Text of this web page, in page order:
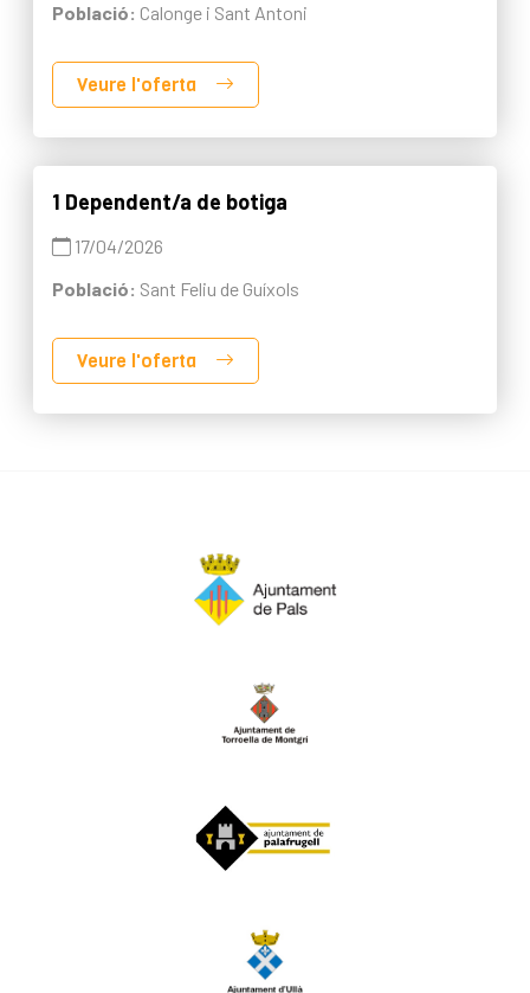
Població: Calonge i Sant Antoni
Veure l'oferta
1 Dependent/a de botiga
17/04/2026
Població: Sant Feliu de Guíxols
Veure l'oferta